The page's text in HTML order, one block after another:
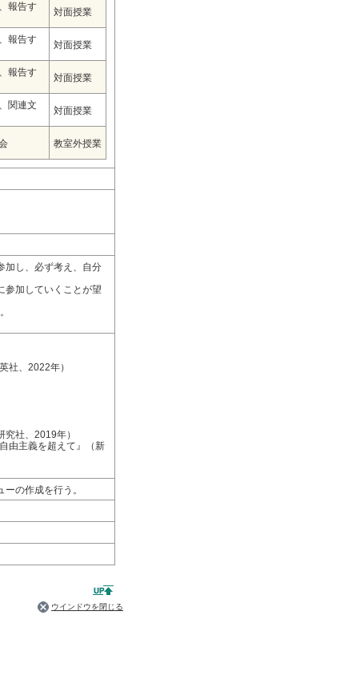
報告す
対面授業
報告す
対面授業
報告す
対面授業
関連文
対面授業
教室外授業
加し、必ず考え、自分
参加していくことが望
社、2022年）
社、2019年）
由主義を超えて』（新
の作成を行う。
ウインドウを閉じる